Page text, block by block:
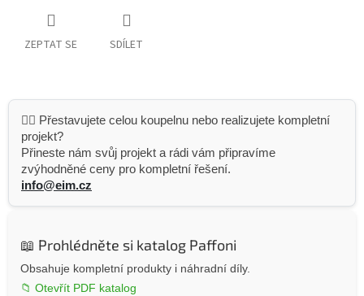
ZEPTAT SE SDÍLET
👷‍♂️ Přestavujete celou koupelnu nebo realizujete kompletní
projekt?
Přineste nám svůj projekt a rádi vám připravíme
zvýhodněné ceny pro kompletní řešení.
info@eim.cz
📖 Prohlédněte si katalog Paffoni
Obsahuje kompletní produkty i náhradní díly.
📁 Otevřít PDF katalog